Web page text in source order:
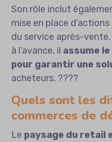
Son rôle inclut
mise en place
du service après-
à l’avance, il assume
pour garantir une
acheteurs. ????
Quels sont les
commerces de
Le paysage du retail